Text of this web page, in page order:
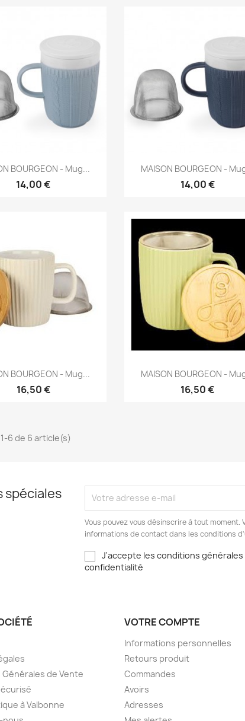
Aperçu rapide
BOURGEON - Mug...
14,00 €
Aperçu rapide
MAISON BOURGEON -
14,00 €
Aperçu rapide
BOURGEON - Mug...
16,50 €
Aperçu rapide
MAISON BOURGEON -
16,50 €
6 de 6 article(s)
spéciales
Vous pouvez vous désinscrire à tout moment.
informations de contact dans les conditions
J'accepte les conditions
confidentialité
de Vente
à Valbonne
VOTRE COMPTE
Informations personnelles
Retours produit
Commandes
Avoirs
Adresses